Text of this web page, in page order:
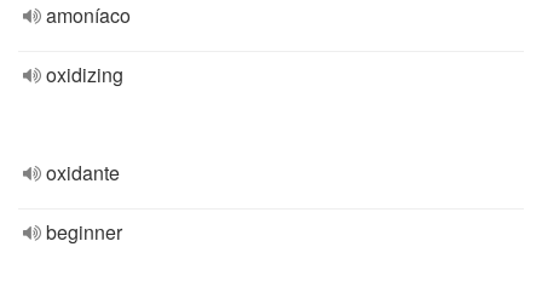
amoníaco
oxidizing
oxidante
beginner